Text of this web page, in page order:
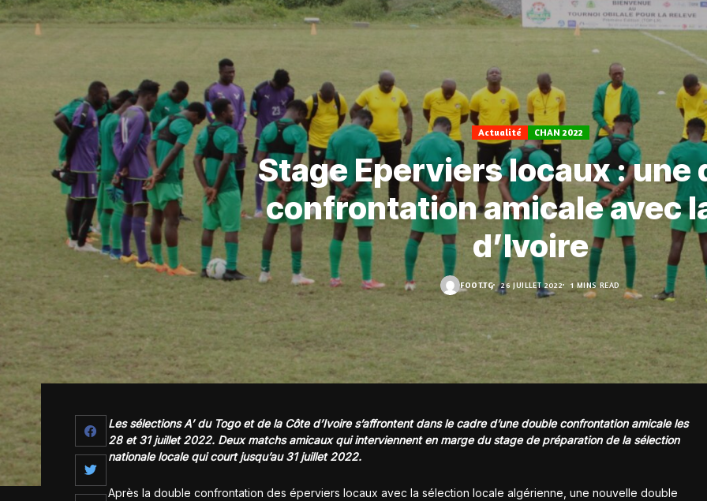
Actualité CHAN 2022
Stage Eperviers locaux : une
confrontation amicale avec
d’Ivoire
FOOT.TG 26 JUILLET 2022 1 MINS READ
Les sélections A’ du Togo et de la Côte d’Ivoire s’affrontent dans le cadre d’une double confrontation amicale les
28 et 31 juillet 2022. Deux matchs amicaux qui interviennent en marge du stage de préparation de la sélection
nationale locale qui court jusqu’au 31 juillet 2022.
Après la double confrontation des éperviers locaux avec la sélection locale algérienne, une nouvelle double